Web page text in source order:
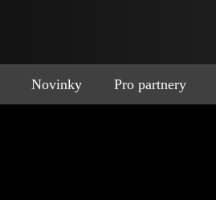
Novinky Pro partnery